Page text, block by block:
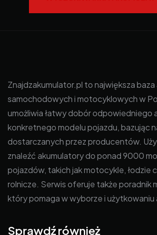
Znajdzakumulator.pl to największa
samochodowych i motocyklowych w
umożliwia łatwy dobór odpowiedniego
konkretnego modelu pojazdu, bazując
dostarczanych przez producentów.
znaleźć akumulatory do ponad 9000
pojazdów, takich jak motocykle, łodzie
rolnicze. Serwis oferuje także poradnik
który pomaga w wyborze i użytkowaniu
Sprawdź również